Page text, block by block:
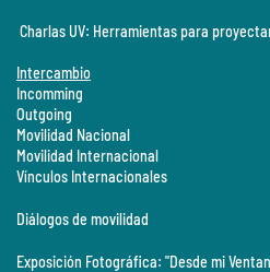
Charlas UV: Herramientas para
Intercambio
Incomming
Outgoing
Movilidad Nacional
Movilidad Internacional
Vínculos Internacionales
Diálogos de movilidad
Exposición Fotográfica: "Desde mi